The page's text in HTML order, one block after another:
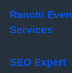
Ranchi
Services
SEO Expert